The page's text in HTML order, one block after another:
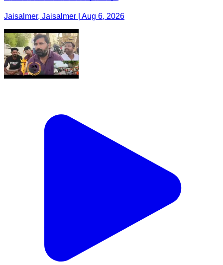
Jaisalmer, Jaisalmer | Aug 6, 2026